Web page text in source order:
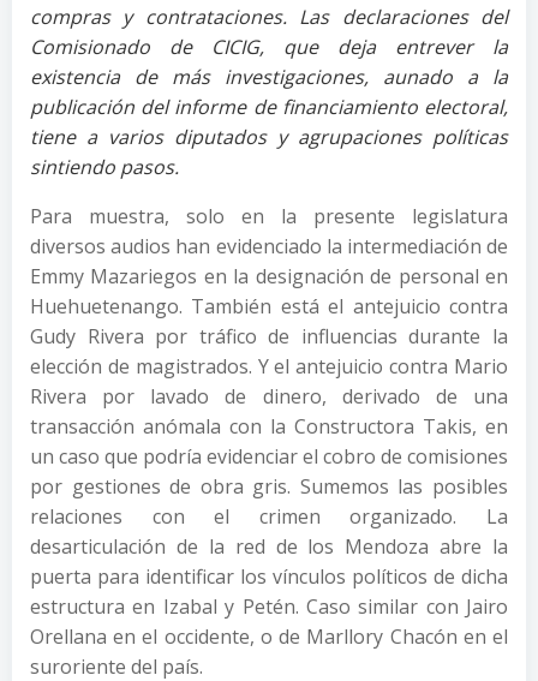
compras y contrataciones. Las declaraciones del
Comisionado de CICIG, que deja entrever la
existencia de más investigaciones, aunado a la
publicación del informe de financiamiento electoral,
tiene a varios diputados y agrupaciones políticas
sintiendo pasos.
Para muestra, solo en la presente legislatura
diversos audios han evidenciado la intermediación de
Emmy Mazariegos en la designación de personal en
Huehuetenango. También está el antejuicio contra
Gudy Rivera por tráfico de influencias durante la
elección de magistrados. Y el antejuicio contra Mario
Rivera por lavado de dinero, derivado de una
transacción anómala con la Constructora Takis, en
un caso que podría evidenciar el cobro de comisiones
por gestiones de obra gris. Sumemos las posibles
relaciones con el crimen organizado. La
desarticulación de la red de los Mendoza abre la
puerta para identificar los vínculos políticos de dicha
estructura en Izabal y Petén. Caso similar con Jairo
Orellana en el occidente, o de Marllory Chacón en el
suroriente del país.